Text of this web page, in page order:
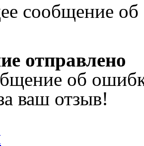
сообщение об
отправлено
об
ваш отзыв!